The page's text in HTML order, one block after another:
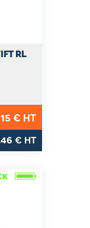
RL
€ HT
€ HT